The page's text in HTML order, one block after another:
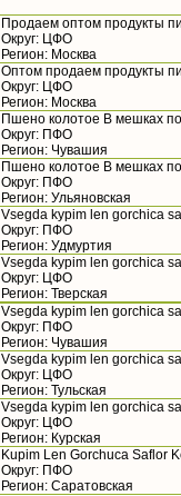
Продаем оптом продукты
Округ: ЦФО
Регион: Москва
Оптом продаем продукты
Округ: ЦФО
Регион: Москва
Пшено колотое В мешках
Округ: ПФО
Регион: Чувашия
Пшено колотое В мешках
Округ: ПФО
Регион: Ульяновская
Vsegda kypim len gorchica
Округ: ПФО
Регион: Удмуртия
Vsegda kypim len gorchica
Округ: ЦФО
Регион: Тверская
Vsegda kypim len gorchica
Округ: ПФО
Регион: Чувашия
Vsegda kypim len gorchica
Округ: ЦФО
Регион: Тульская
Vsegda kypim len gorchica
Округ: ЦФО
Регион: Курская
Kupim Len Gorchuca Saflor
Округ: ПФО
Регион: Саратовская